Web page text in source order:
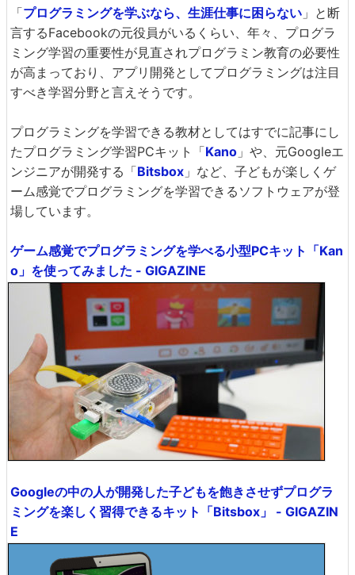
「プログラミングを学ぶなら、生涯仕事に困らない 」と断
言するFacebookの元役員がいるくらい、年々、プログラ
ミング学習の重要性が見直されプログラミン教育の必要性
が高まっており、アプリ開発としてプログラミングは注目
すべき学習分野と言えそうです。
プログラミングを学習できる教材としてはすでに記事にし
たプログラミング学習PCキット「Kano 」や、元Googleエ
ンジニアが開発する「Bitsbox 」など、子どもが楽しくゲ
ーム感覚でプログラミングを学習できるソフトウェアが登
場しています。
ゲーム感覚でプログラミングを学べる小型PCキット「Kan
o」を使ってみました - GIGAZINE
Googleの中の人が開発した子どもを飽きさせずプログラ
ミングを楽しく習得できるキット「Bitsbox」 - GIGAZIN
E